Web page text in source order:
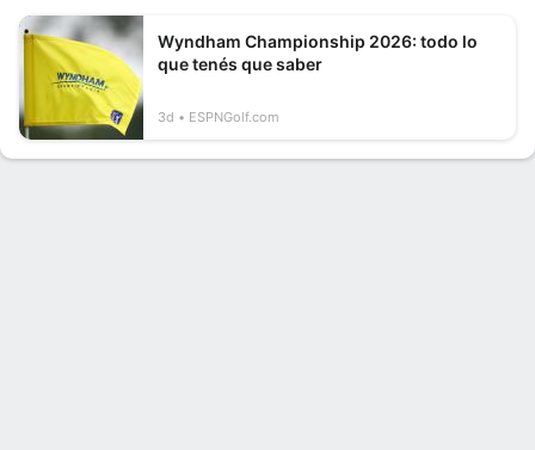
Wyndham Championship 2026: todo lo
que tenés que saber
3d ESPNGolf.com